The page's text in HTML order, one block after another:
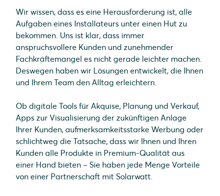
Wir wissen, dass es eine Herausforderung ist, alle
Aufgaben eines Installateurs unter einen Hut zu
bekommen. Uns ist klar, dass immer
anspruchsvollere Kunden und zunehmender
Fachkräftemangel es nicht gerade leichter machen.
Deswegen haben wir Lösungen entwickelt, die Ihnen
und Ihrem Team den Alltag erleichtern.
Ob digitale Tools für Akquise, Planung und Verkauf,
Apps zur Visualisierung der zukünftigen Anlage
Ihrer Kunden, aufmerksamkeitsstarke Werbung oder
schlichtweg die Tatsache, dass wir Ihnen und Ihren
Kunden alle Produkte in Premium-Qualität aus
einer Hand bieten – Sie haben jede Menge Vorteile
von einer Partnerschaft mit Solarwatt.